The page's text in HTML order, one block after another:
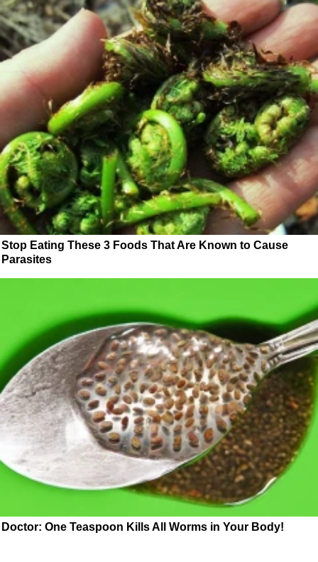
Stop Eating These 3 Foods That Are Known to Cause
Parasites
Doctor: One Teaspoon Kills All Worms in Your Body!